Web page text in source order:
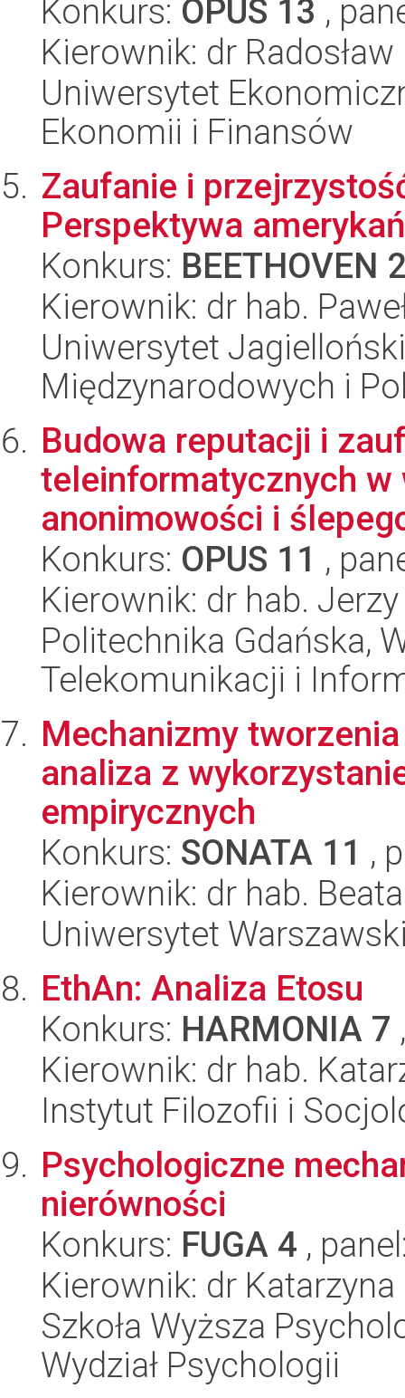
Konkurs: OPUS 13 ,
Kierownik: dr
Uniwersytet
Ekonomii i Finansów
Zaufanie i
Perspektywa
Konkurs: BEETHOVEN
Kierownik: dr hab.
Uniwersytet
Międzynarodowych i
Budowa reputacji i
teleinformatycznych
anonimowości i
Konkurs: OPUS 11 ,
Kierownik: dr hab.
Politechnika Gdańska,
Telekomunikacji i
Mechanizmy
analiza z
empirycznych
Konkurs: SONATA 11 ,
Kierownik: dr hab.
Uniwersytet
EthAn: Analiza Etosu
Konkurs: HARMONIA 7
Kierownik: dr hab.
Instytut Filozofii i
Psychologiczne
nierówności
Konkurs: FUGA 4 ,
Kierownik: dr
Szkoła Wyższa
Wydział Psychologii